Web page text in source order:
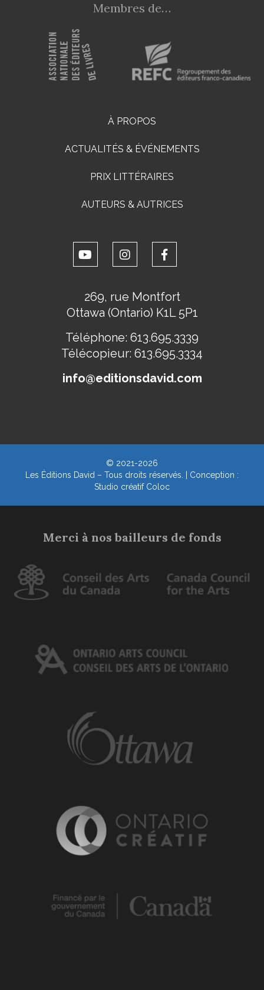
Membres de…
À PROPOS
ACTUALITÉS & ÉVÉNEMENTS
PRIX LITTÉRAIRES
AUTEURS & AUTRICES
269, rue Montfort
Ottawa (Ontario) K1L 5P1
Téléphone: 613.695.3339
Télécopieur: 613.695.3334
info@editionsdavid.com
© 2021-2026
Les Éditions David – Tous droits réservés. | Conception :
Studio créatif Coloc
Merci à nos bailleurs de fonds